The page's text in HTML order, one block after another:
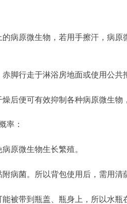
病原微生物，若用手擦汗，病
脚行走于淋浴房地面或使用公共
后便可有效抑制各种病原微生物
率：
原微生物生长繁殖。
病菌。所以背包使用后，需用清
被带到瓶盖、瓶身上，所以水瓶